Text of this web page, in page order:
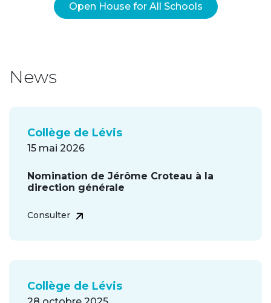
Open House for All Schools
News
Collège de Lévis
15 mai 2026
Nomination de Jérôme Croteau à la
direction générale
Consulter
Collège de Lévis